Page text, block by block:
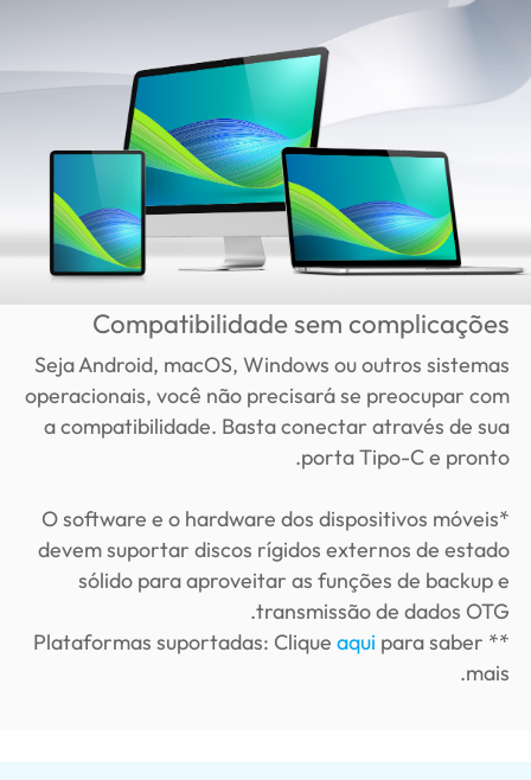
Compatibilidade sem complicações
Seja Android, macOS, Windows ou outros sistemas
operacionais, você não precisará se preocupar com
a compatibilidade. Basta conectar através de sua
porta Tipo-C e pronto.
*O software e o hardware dos dispositivos móveis
devem suportar discos rígidos externos de estado
sólido para aproveitar as funções de backup e
transmissão de dados OTG.
** Plataformas suportadas: Clique
aqui para saber
mais.